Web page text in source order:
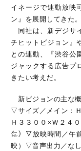
イネージで連動放映
ン』を展開してきた。
同社は、新デジサ
チヒットビジョン』
との連動、『渋谷公
ジャックする広告プ
きたい考えだ。
新ビジョンの主な概
▽サイズ／メイン：
Ｈ３３００×Ｗ２４
㍍）▽放映時間／午
映）▽音声出力／なし